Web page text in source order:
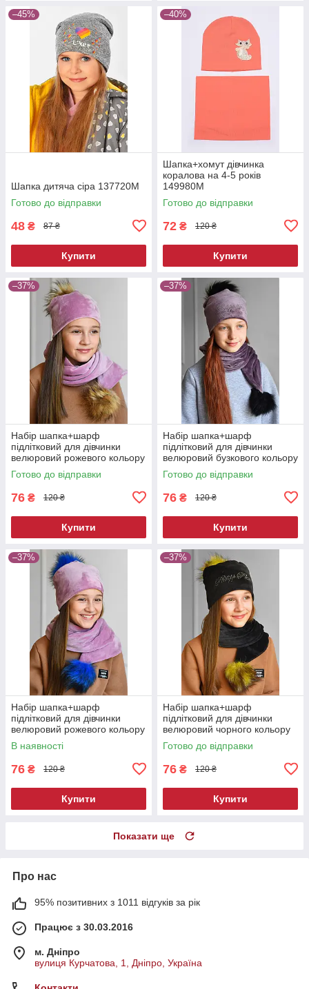
–45%
Шапка дитяча сіра 137720M
Готово до відправки
48 ₴ 87 ₴
Купити
–40%
Шапка+хомут дівчинка
коралова на 4-5 років
149980M
Готово до відправки
72 ₴ 120 ₴
Купити
–37%
Набір шапка+шарф
підлітковий для дівчинки
велюровий рожевого кольору
182972M
Готово до відправки
76 ₴ 120 ₴
Купити
–37%
Набір шапка+шарф
підлітковий для дівчинки
велюровий бузкового кольору
182945M
Готово до відправки
76 ₴ 120 ₴
Купити
–37%
Набір шапка+шарф
підлітковий для дівчинки
велюровий рожевого кольору
182973M
В наявності
76 ₴ 120 ₴
Купити
–37%
Набір шапка+шарф
підлітковий для дівчинки
велюровий чорного кольору
182946M
Готово до відправки
76 ₴ 120 ₴
Купити
Показати ще
Про нас
95% позитивних з 1011 відгуків за рік
Працює з 30.03.2016
м. Дніпро
вулиця Курчатова, 1, Дніпро, Україна